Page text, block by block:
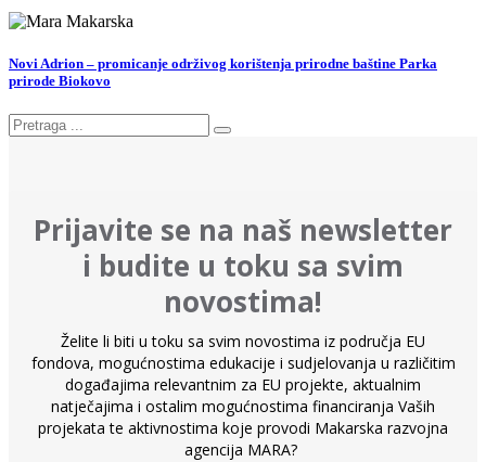
Novi Adrion – promicanje održivog korištenja prirodne baštine Parka
prirode Biokovo
Prijavite se na naš newsletter
i budite u toku sa svim
novostima!
Želite li biti u toku sa svim novostima iz područja EU
fondova, mogućnostima edukacije i sudjelovanja u različitim
događajima relevantnim za EU projekte, aktualnim
natječajima i ostalim mogućnostima financiranja Vaših
projekata te aktivnostima koje provodi Makarska razvojna
agencija MARA?